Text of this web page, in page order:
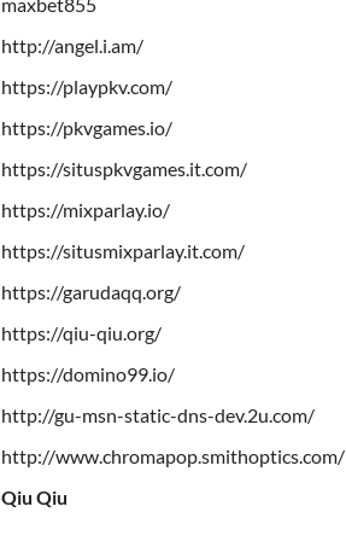
http://angel.i.am/
https://playpkv.com/
https://pkvgames.io/
https://situspkvgames.it.com/
https://mixparlay.io/
https://situsmixparlay.it.com/
https://garudaqq.org/
https://qiu-qiu.org/
https://domino99.io/
http://gu-msn-static-dns-dev.2u.com/
http://www.chromapop.smithoptics.com/
Qiu Qiu